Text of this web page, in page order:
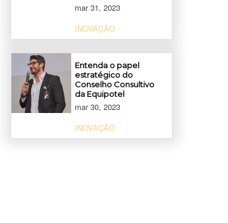
mar 31, 2023
INOVAÇÃO
Entenda o papel
estratégico do
Conselho Consultivo
da Equipotel
mar 30, 2023
INOVAÇÃO